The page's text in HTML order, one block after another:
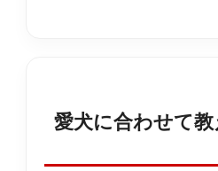
愛犬に合わせて